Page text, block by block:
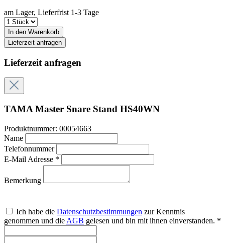
am Lager, Lieferfrist 1-3 Tage
In den Warenkorb
Lieferzeit anfragen
Lieferzeit anfragen
TAMA Master Snare Stand HS40WN
Produktnummer: 00054663
Name
Telefonnummer
E-Mail Adresse *
Bemerkung
Ich habe die Datenschutzbestimmungen zur Kenntnis
genommen und die AGB gelesen und bin mit ihnen einverstanden. *